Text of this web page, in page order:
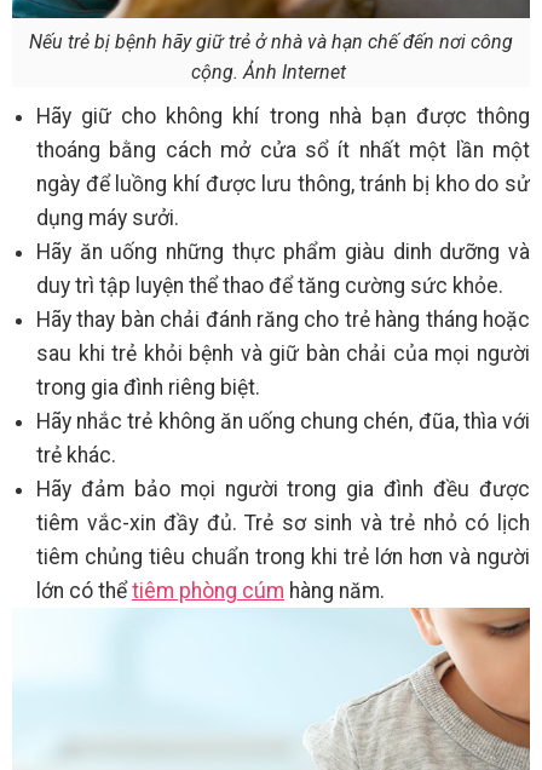
Nếu trẻ bị bệnh hãy giữ trẻ ở nhà và hạn chế đến nơi công
cộng. Ảnh Internet
Hãy giữ cho không khí trong nhà bạn được thông
thoáng bằng cách mở cửa sổ ít nhất một lần một
ngày để luồng khí được lưu thông, tránh bị kho do sử
dụng máy sưởi.
Hãy ăn uống những thực phẩm giàu dinh dưỡng và
duy trì tập luyện thể thao để tăng cường sức khỏe.
Hãy thay bàn chải đánh răng cho trẻ hàng tháng hoặc
sau khi trẻ khỏi bệnh và giữ bàn chải của mọi người
trong gia đình riêng biệt.
Hãy nhắc trẻ không ăn uống chung chén, đũa, thìa với
trẻ khác.
Hãy đảm bảo mọi người trong gia đình đều được
tiêm vắc-xin đầy đủ. Trẻ sơ sinh và trẻ nhỏ có lịch
tiêm chủng tiêu chuẩn trong khi trẻ lớn hơn và người
lớn có thể tiêm phòng cúm hàng năm.